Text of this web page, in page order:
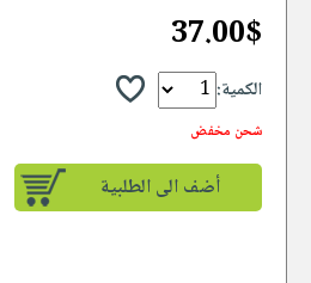
37.00$
الكمية:
شحن مخفض
أضف الى الطلبية